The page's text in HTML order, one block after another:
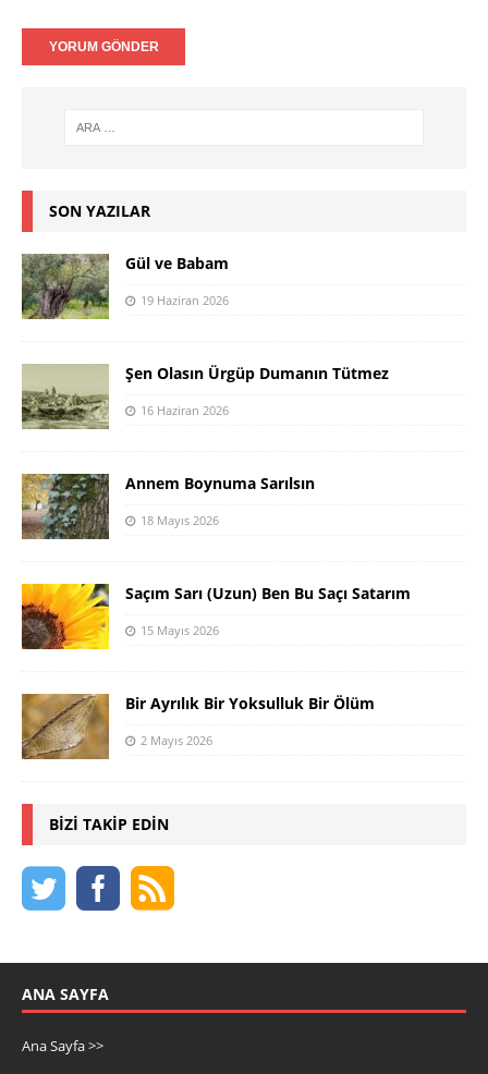
SON YAZILAR
Gül ve Babam
19 Haziran 2026
Şen Olasın Ürgüp Dumanın Tütmez
16 Haziran 2026
Annem Boynuma Sarılsın
18 Mayıs 2026
Saçım Sarı (Uzun) Ben Bu Saçı Satarım
15 Mayıs 2026
Bir Ayrılık Bir Yoksulluk Bir Ölüm
2 Mayıs 2026
BIZI TAKIP EDIN
ANA SAYFA
Ana Sayfa >>